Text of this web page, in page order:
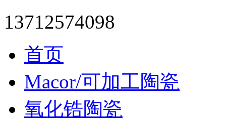
13712574098
首页
Macor/可加工陶瓷
氧化锆陶瓷